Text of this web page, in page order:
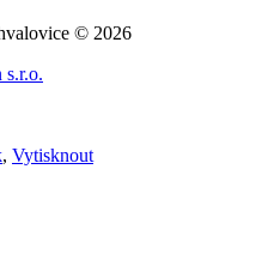
© 2026
s.r.o.
, Vytisknout